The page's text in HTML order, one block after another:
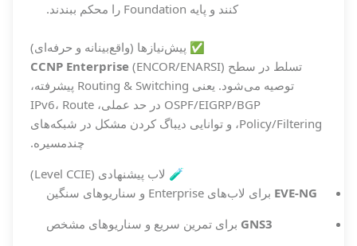
کنند و پایه Foundation را محکم ببندند.
✅ پیش‌نیازها (واقع‌بینانه و حرفه‌ای)
تسلط در سطح
CCNP Enterprise(ENCOR/ENARSI)
توصیه می‌شود. یعنی Routing & Switching پیشرفته،
OSPF/EIGRP/BGP در حد عملی، IPv6، Route
Policy/Filtering، و توانایی دیباگ کردن مشکل در شبکه‌های
چندمسیره.
🧪 لاب پیشنهادی (Level CCIE)
EVE-NG برای لاب‌های Enterprise و سناریوهای سنگین
GNS3 برای تمرین سریع و سناریوهای مشخص